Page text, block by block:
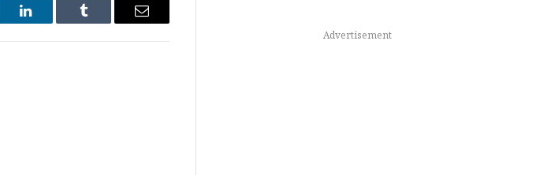
LinkedIn Tumblr Email
Advertisement